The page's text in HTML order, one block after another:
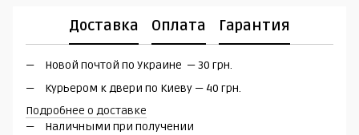
Доставка Оплата Гарантия
Новой почтой по Украине — 30 грн.
Курьером к двери по Киеву — 40 грн.
Подробнее о доставке
Наличными при получении